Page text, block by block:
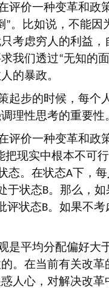
评价一种变革和政
”。比如说，不能因
考虑穷人的利益
我们透过“无知的
的暴政。
起步的时候，每个
理性思考的重要
评价一种变革和政
把现实中根本不可
态。在状态A下，
于状态B。那么，
评状态B。如果不
是平均分配偏好大
。在当前有关改
人心，对解决改革